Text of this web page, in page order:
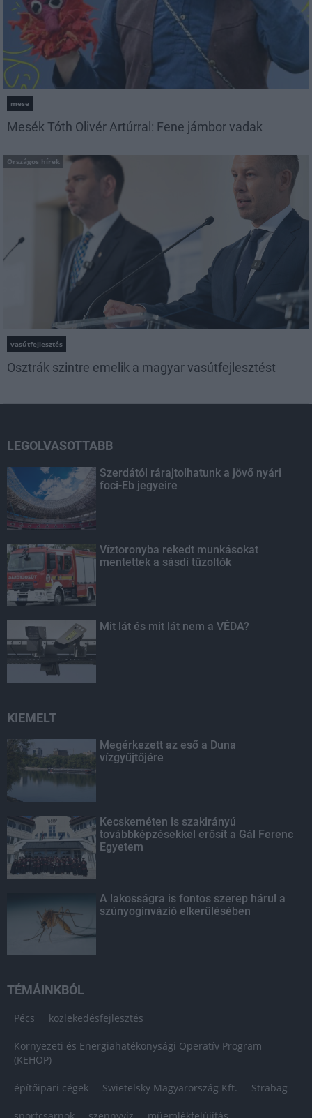
mese
Mesék Tóth Olivér Artúrral: Fene jámbor vadak
Országos hírek
vasútfejlesztés
Osztrák szintre emelik a magyar vasútfejlesztést
LEGOLVASOTTABB
Szerdától rárajtolhatunk a jövő nyári
foci-Eb jegyeire
Víztoronyba rekedt munkásokat
mentettek a sásdi tűzoltók
Mit lát és mit lát nem a VÉDA?
KIEMELT
Megérkezett az eső a Duna
vízgyűjtőjére
Kecskeméten is szakirányú
továbbképzésekkel erősít a Gál Ferenc
Egyetem
A lakosságra is fontos szerep hárul a
szúnyoginvázió elkerülésében
TÉMÁINKBÓL
Pécs közlekedésfejlesztés
Környezeti és Energiahatékonysági Operatív Program
(KEHOP)
építőipari cégek Swietelsky Magyarország Kft. Strabag
sportcsarnok szennyvíz műemlékfelújítás